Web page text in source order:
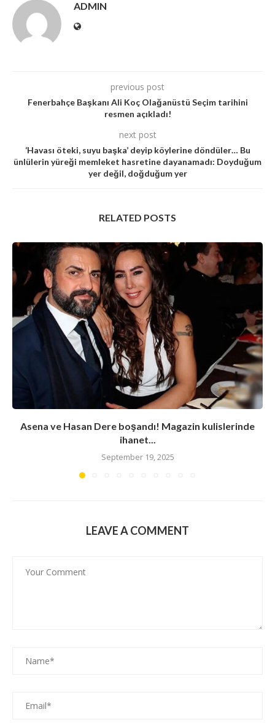
ADMIN
previous post
Fenerbahçe Başkanı Ali Koç Olağanüstü Seçim tarihini
resmen açıkladı!
next post
‘Havası öteki, suyu başka’ deyip köylerine döndüler… Bu
ünlülerin yüreği memleket hasretine dayanamadı: Doyduğum
yer değil, doğduğum yer
RELATED POSTS
Asena ve Hasan Dere boşandı! Magazin kulislerinde
ihanet...
September 19, 2025
LEAVE A COMMENT